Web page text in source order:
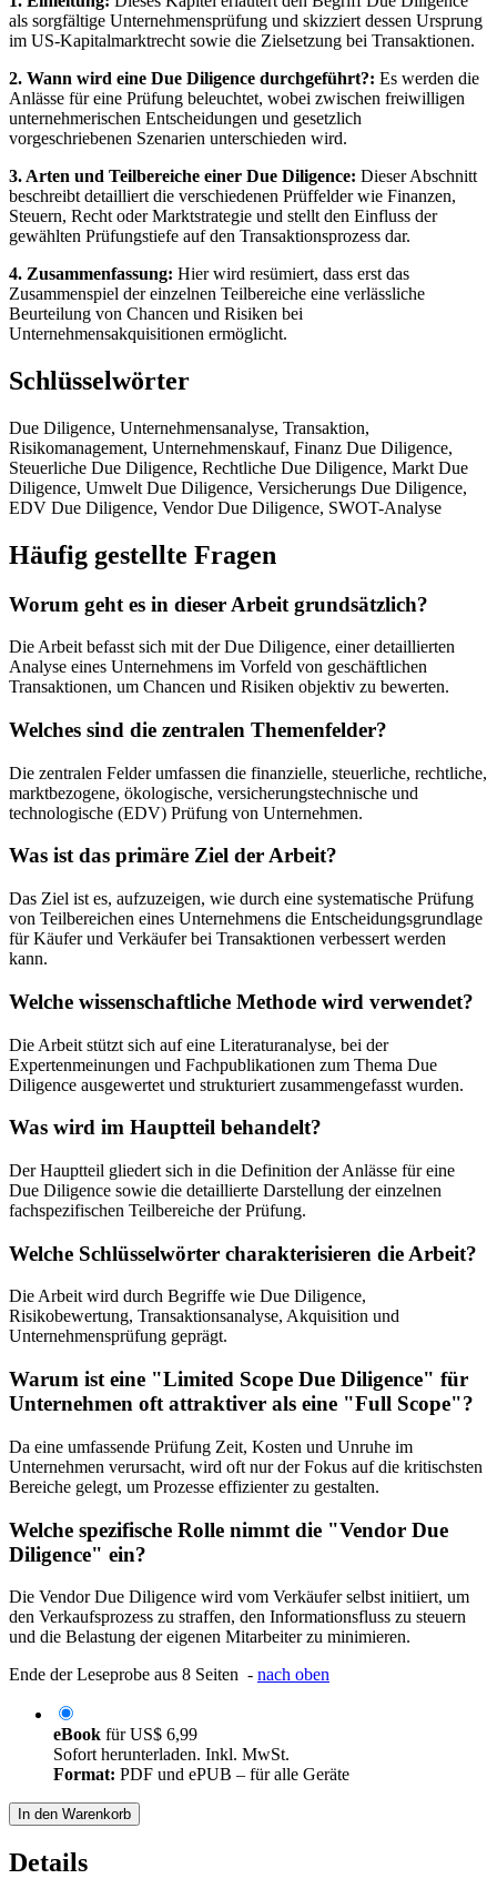
als sorgfältige Unternehmensprüfung und skizziert dessen Ursprung
im US-Kapitalmarktrecht sowie die Zielsetzung bei Transaktionen.
2. Wann wird eine Due Diligence durchgeführt?: Es werden die
Anlässe für eine Prüfung beleuchtet, wobei zwischen freiwilligen
unternehmerischen Entscheidungen und gesetzlich
vorgeschriebenen Szenarien unterschieden wird.
3. Arten und Teilbereiche einer Due Diligence: Dieser Abschnitt
beschreibt detailliert die verschiedenen Prüffelder wie Finanzen,
Steuern, Recht oder Marktstrategie und stellt den Einfluss der
gewählten Prüfungstiefe auf den Transaktionsprozess dar.
4. Zusammenfassung: Hier wird resümiert, dass erst das
Zusammenspiel der einzelnen Teilbereiche eine verlässliche
Beurteilung von Chancen und Risiken bei
Unternehmensakquisitionen ermöglicht.
Schlüsselwörter
Due Diligence, Unternehmensanalyse, Transaktion,
Risikomanagement, Unternehmenskauf, Finanz Due Diligence,
Steuerliche Due Diligence, Rechtliche Due Diligence, Markt Due
Diligence, Umwelt Due Diligence, Versicherungs Due Diligence,
EDV Due Diligence, Vendor Due Diligence, SWOT-Analyse
Häufig gestellte Fragen
Worum geht es in dieser Arbeit grundsätzlich?
Die Arbeit befasst sich mit der Due Diligence, einer detaillierten
Analyse eines Unternehmens im Vorfeld von geschäftlichen
Transaktionen, um Chancen und Risiken objektiv zu bewerten.
Welches sind die zentralen Themenfelder?
Die zentralen Felder umfassen die finanzielle, steuerliche, rechtliche,
marktbezogene, ökologische, versicherungstechnische und
technologische (EDV) Prüfung von Unternehmen.
Was ist das primäre Ziel der Arbeit?
Das Ziel ist es, aufzuzeigen, wie durch eine systematische Prüfung
von Teilbereichen eines Unternehmens die Entscheidungsgrundlage
für Käufer und Verkäufer bei Transaktionen verbessert werden
kann.
Welche wissenschaftliche Methode wird verwendet?
Die Arbeit stützt sich auf eine Literaturanalyse, bei der
Expertenmeinungen und Fachpublikationen zum Thema Due
Diligence ausgewertet und strukturiert zusammengefasst wurden.
Was wird im Hauptteil behandelt?
Der Hauptteil gliedert sich in die Definition der Anlässe für eine
Due Diligence sowie die detaillierte Darstellung der einzelnen
fachspezifischen Teilbereiche der Prüfung.
Welche Schlüsselwörter charakterisieren die Arbeit?
Die Arbeit wird durch Begriffe wie Due Diligence,
Risikobewertung, Transaktionsanalyse, Akquisition und
Unternehmensprüfung geprägt.
Warum ist eine "Limited Scope Due Diligence" für
Unternehmen oft attraktiver als eine "Full Scope"?
Da eine umfassende Prüfung Zeit, Kosten und Unruhe im
Unternehmen verursacht, wird oft nur der Fokus auf die kritischsten
Bereiche gelegt, um Prozesse effizienter zu gestalten.
Welche spezifische Rolle nimmt die "Vendor Due
Diligence" ein?
Die Vendor Due Diligence wird vom Verkäufer selbst initiiert, um
den Verkaufsprozess zu straffen, den Informationsfluss zu steuern
und die Belastung der eigenen Mitarbeiter zu minimieren.
Ende der Leseprobe aus 8 Seiten - nach oben
eBook fürUS$ 6,99
Sofort herunterladen. Inkl. MwSt.
Format: PDF und ePUB – für alle Geräte
In den Warenkorb
Details